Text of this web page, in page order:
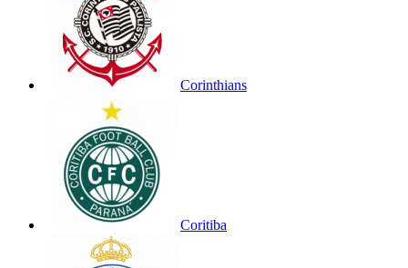
Corinthians
Coritiba